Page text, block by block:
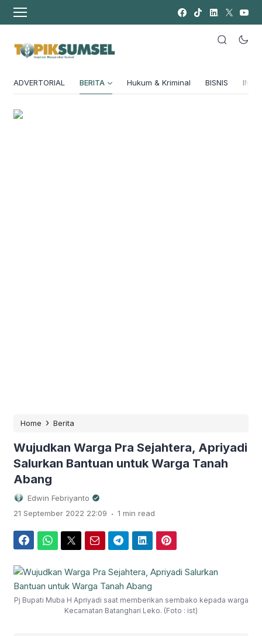
ADVERTORIAL BERITA Hukum & Kriminal BISNIS
Home › Berita
Wujudkan Warga Pra Sejahtera, Apriyadi
Salurkan Bantuan untuk Warga Tanah
Abang
Edwin Febriyanto
21 September 2022 22:09 . 1 min read
Pj Bupati Muba H Apriyadi saat memberikan sembako kepada warga
Kecamatan Batanghari Leko. (Foto : ist)